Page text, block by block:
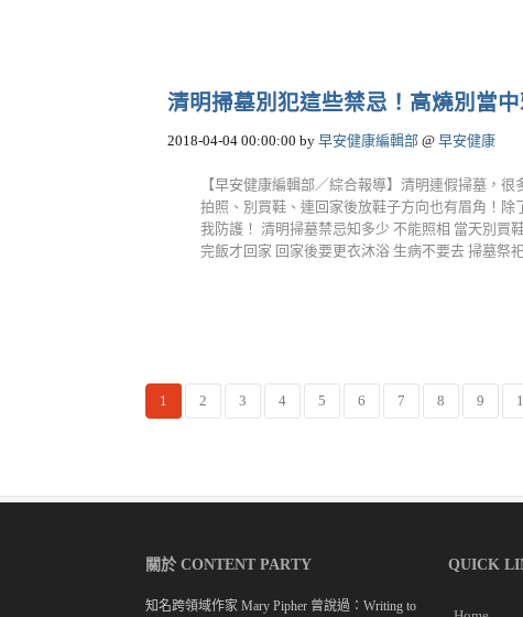
清明掃墓別犯這些禁忌！高燒別當
2018-04-04 00:00:00 by 早安健康編輯部 @ 早安健康
【早安健康編輯部／綜合報導】清明連假掃墓，
拍照、別買鞋、連回家後放鞋子方向也有眉角！
我防護！ 清明掃墓禁忌知多少 不能照相 當天別買
完飯才回家 回家後要更衣沐浴 生病不要去 掃墓祭
1 2 3 4 5 6 7 8 9
關於 CONTENT PARTY
知名跨領域作家 Mary Pipher 曾說過：Writing to
QUICK